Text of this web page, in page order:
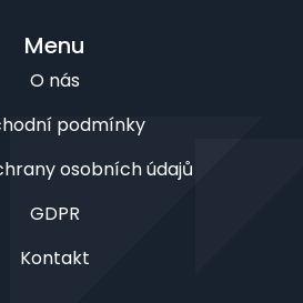
Menu
O nás
podmínky
osobních údajů
GDPR
Kontakt